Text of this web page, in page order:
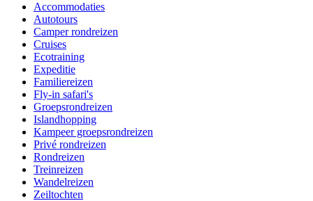
Accommodaties
Autotours
Camper rondreizen
Cruises
Ecotraining
Expeditie
Familiereizen
Fly-in safari's
Groepsrondreizen
Islandhopping
Kampeer groepsrondreizen
Privé rondreizen
Rondreizen
Treinreizen
Wandelreizen
Zeiltochten